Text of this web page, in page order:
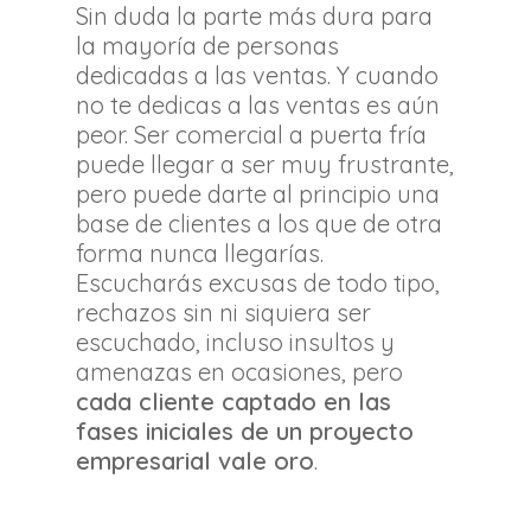
Sin duda la parte más dura para
la mayoría de personas
dedicadas a las ventas. Y cuando
no te dedicas a las ventas es aún
peor. Ser comercial a puerta fría
puede llegar a ser muy frustrante,
pero puede darte al principio una
base de clientes a los que de otra
forma nunca llegarías.
Escucharás excusas de todo tipo,
rechazos sin ni siquiera ser
escuchado, incluso insultos y
amenazas en ocasiones, pero
cada cliente captado en las
fases iniciales de un proyecto
empresarial vale oro.